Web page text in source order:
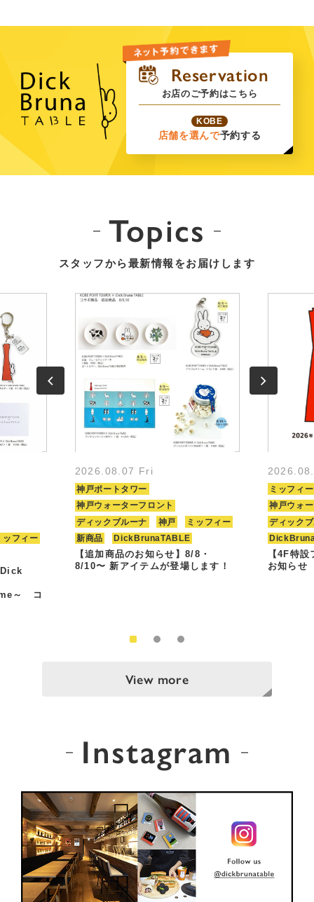
お店のご予約はこちら
KOBE
店舗を選んで予約する
Topics
スタッフから最新情報をお届けします
ッフィー
～ コ
2026.08.07 Fri
神戸ポートタワー
神戸ウォーターフロント
ディックブルーナ
神戸
ミッフィー
新商品
DickBrunaTABLE
【追加商品のお知らせ】8/8・
8/10〜 新アイテムが登場します！
ミッフィー
神戸ウォ
ディック
【4F特
お知らせ
View more
Instagram